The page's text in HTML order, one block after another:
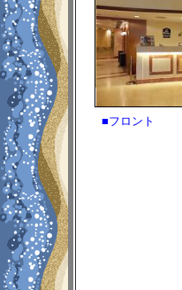
■フロント